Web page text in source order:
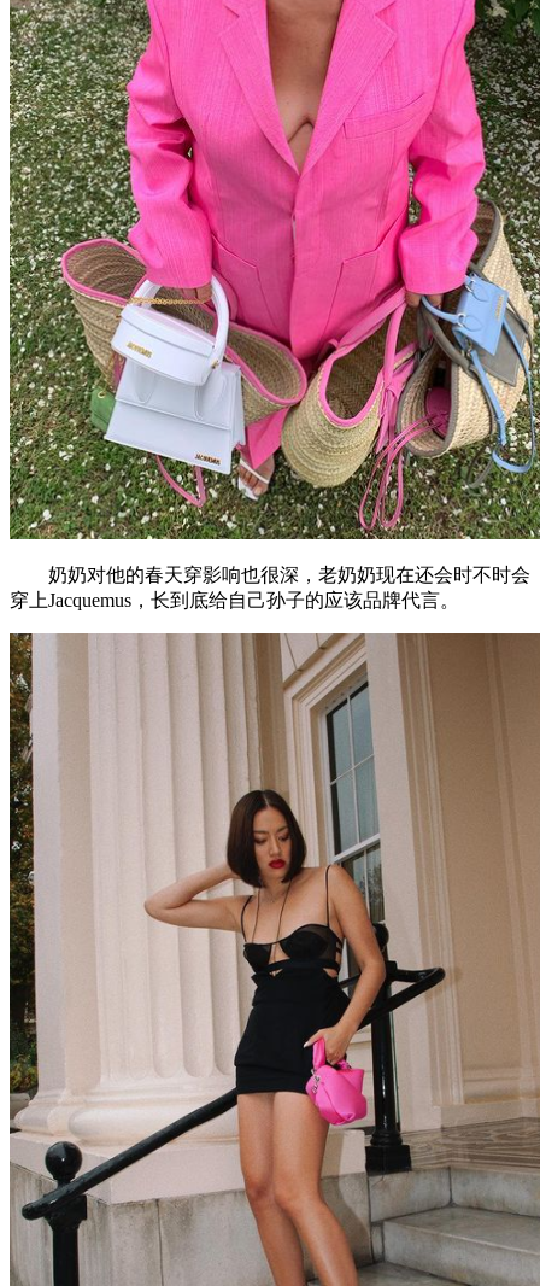
奶奶对他的春天穿影响也很深，老奶奶现在还会时不时会
穿上Jacquemus，长到底给自己孙子的应该品牌代言。